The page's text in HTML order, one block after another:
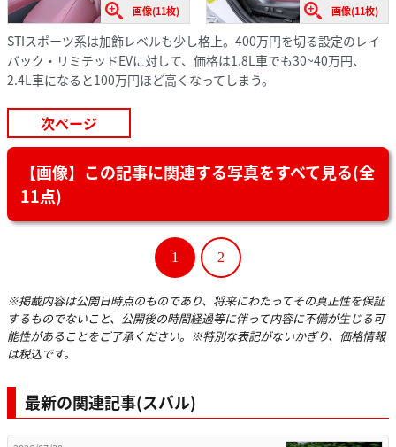
画像(11枚) 画像(11枚)
STIスポーツ系は加飾レベルも少し格上。400万円を切る設定のレイ
バック・リミテッドEVに対して、価格は1.8L車でも30~40万円、
2.4L車になると100万円ほど高くなってしまう。
次ページ
【画像】この記事に関連する写真をすべて見る(全
11点)
1 2
※掲載内容は公開日時点のものであり、将来にわたってその真正性を保証
するものでないこと、公開後の時間経過等に伴って内容に不備が生じる可
能性があることをご了承ください。※特別な表記がないかぎり、価格情報
は税込です。
最新の関連記事(スバル)